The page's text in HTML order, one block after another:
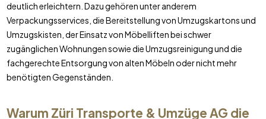
deutlich erleichtern. Dazu gehören unter anderem
Verpackungsservices, die Bereitstellung von Umzugskartons und
Umzugskisten, der Einsatz von Möbelliften bei schwer
zugänglichen Wohnungen sowie die Umzugsreinigung und die
fachgerechte Entsorgung von alten Möbeln oder nicht mehr
benötigten Gegenständen.
Warum Züri Transporte & Umzüge AG die